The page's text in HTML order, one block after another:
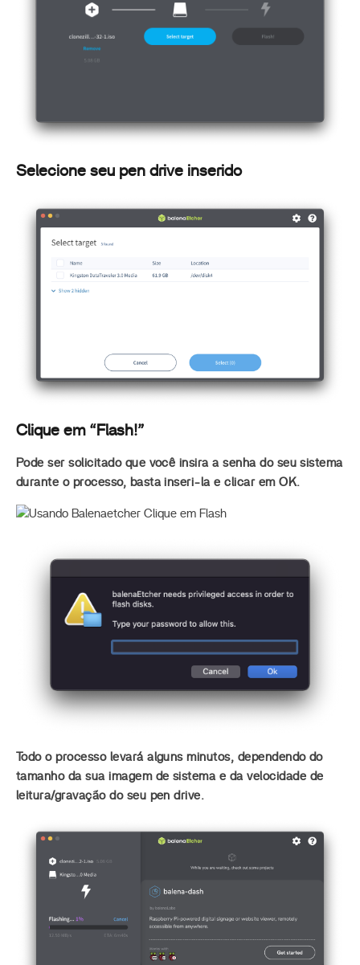
Selecione seu pen drive inserido
Clique em “Flash!”
Pode ser solicitado que você insira a senha do seu sistema
durante o processo, basta inseri-la e clicar em OK.
Todo o processo levará alguns minutos, dependendo do
tamanho da sua imagem de sistema e da velocidade de
leitura/gravação do seu pen drive.